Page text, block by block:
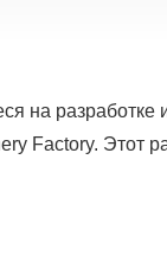
на
Factory. Этот